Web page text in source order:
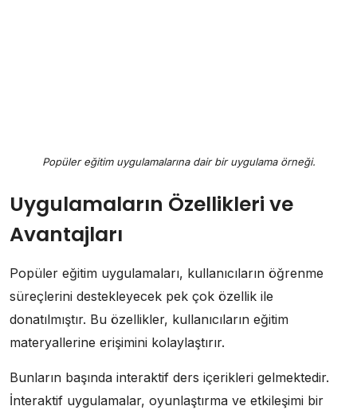
Popüler eğitim uygulamalarına dair bir uygulama örneği.
Uygulamaların Özellikleri ve
Avantajları
Popüler eğitim uygulamaları, kullanıcıların öğrenme
süreçlerini destekleyecek pek çok özellik ile
donatılmıştır. Bu özellikler, kullanıcıların eğitim
materyallerine erişimini kolaylaştırır.
Bunların başında interaktif ders içerikleri gelmektedir.
İnteraktif uygulamalar, oyunlaştırma ve etkileşimi bir